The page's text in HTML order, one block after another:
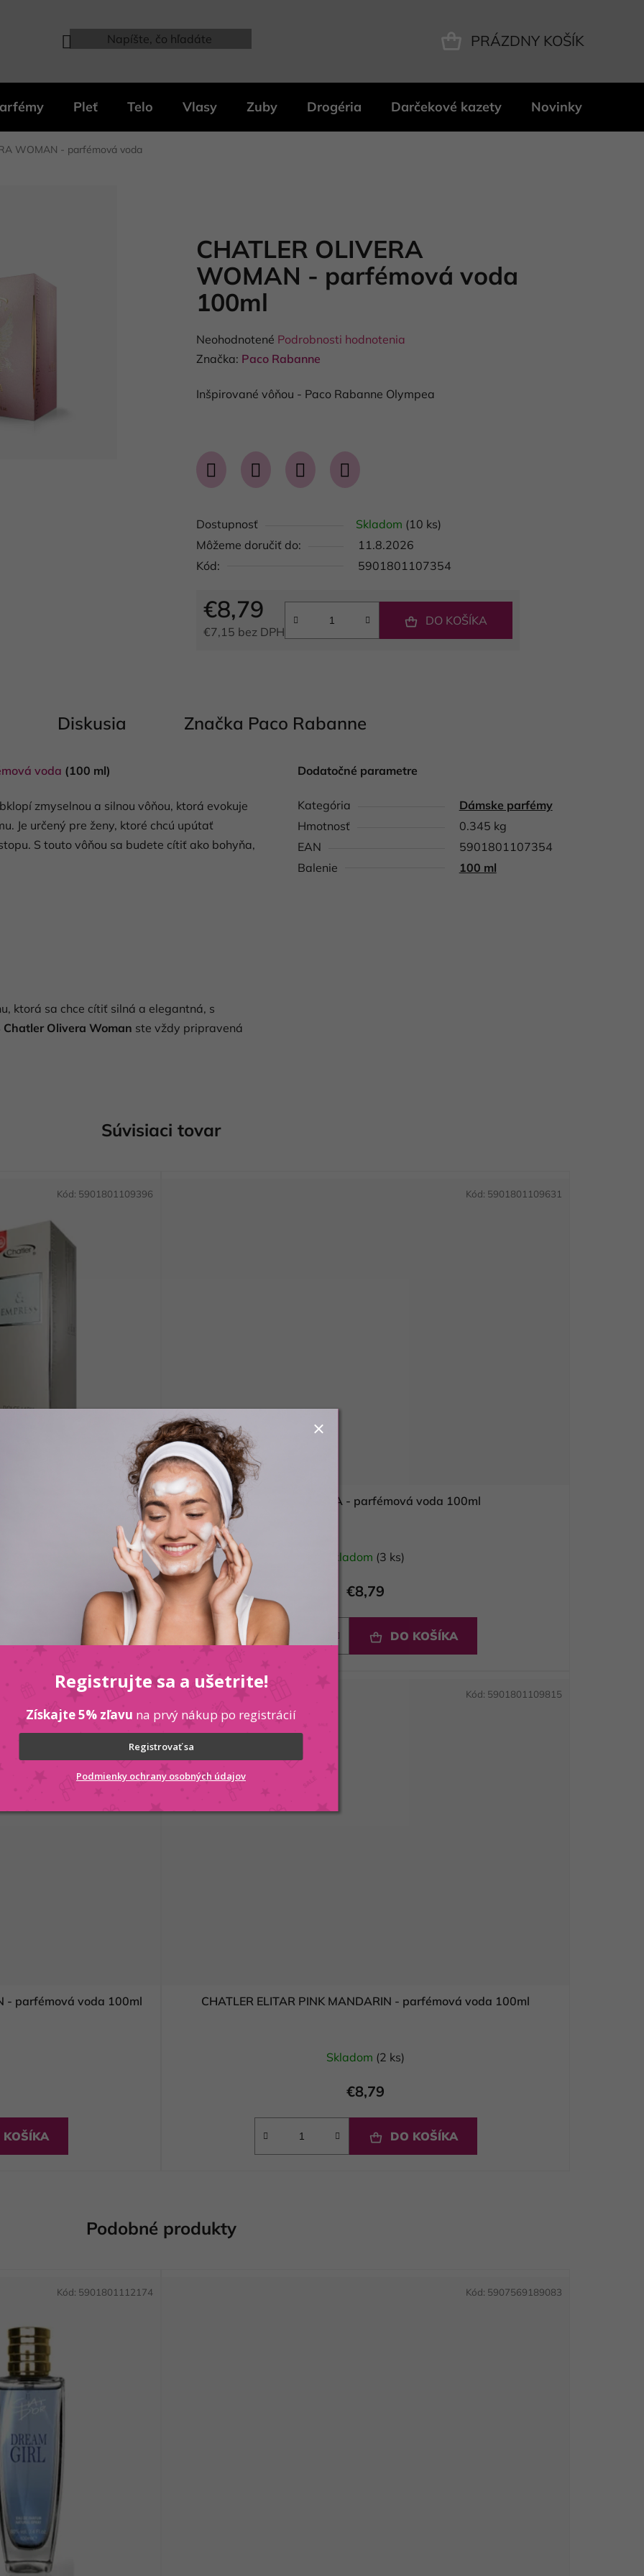
PRÁZDNY KOŠÍK
Pleť Telo Vlasy Zuby Drogéria Darčekové kazety Novinky
WOMAN - parfémová voda
CHATLER OLIVERA
WOMAN - parfémová voda
100ml
Priemerné
hodnotenie
je
5
hviezdičiek.
Neohodnotené Podrobnosti hodnotenia
Značka: Paco Rabanne
Inšpirované vôňou - Paco Rabanne Olympea
Dostupnosť Skladom (10 ks)
Môžeme doručiť do:
11.8.2026
Kód:
5901801107354
€8,79
€7,15 bez DPH
DO KOŠÍKA
Diskusia Značka Paco Rabanne
voda (100 ml)
zmyselnou a silnou vôňou, ktorá evokuje
Je určený pre ženy, ktoré chcú upútať
S touto vôňou sa budete cítiť ako bohyňa,
ktorá sa chce cítiť silná a elegantná, s
Chatler Olivera Woman ste vždy pripravená
Dodatočné parametre
Kategória
Dámske parfémy
Hmotnosť
0.345 kg
EAN
5901801107354
Balenie
100 ml
Súvisiaci tovar
Kód: 5901801109396
CHATLER ALICIA - parfémová voda 100ml
Skladom (3 ks)
€8,79
DO KOŠÍKA
Kód: 5901801109631
- parfémová voda 100ml
KOŠÍKA
Kód:5901801107804
CHATLER ELITAR PINK MANDARIN - parfémová voda 100ml
Skladom (2 ks)
€8,79
DO KOŠÍKA
Kód: 5901801109815
Podobné produkty
Kód: 5901801112174 Kód: 5907569189083
Registrujte sa a ušetrite!
Získajte 5% zľavu na prvý nákup po registrácií
Registrovať sa
Podmienky ochrany osobných údajov